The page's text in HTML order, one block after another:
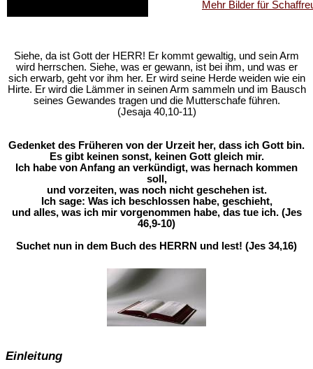
Mehr Bilder für
Siehe, da ist Gott der HERR! Er kommt gewaltig, und sein Arm
wird herrschen. Siehe, was er gewann, ist bei ihm, und was er
sich erwarb, geht vor ihm her. Er wird seine Herde weiden wie ein
Hirte. Er wird die Lämmer in seinen Arm sammeln und im Bausch
seines Gewandes tragen und die Mutterschafe führen.
(Jesaja 40,10-11)
Gedenket des Früheren von der Urzeit her, dass ich Gott bin.
Es gibt keinen sonst, keinen Gott gleich mir.
Ich habe von Anfang an verkündigt, was hernach kommen
soll,
und vorzeiten, was noch nicht geschehen ist.
Ich sage: Was ich beschlossen habe, geschieht,
und alles, was ich mir vorgenommen habe, das tue ich. (Jes
46,9-10)
Suchet nun in dem Buch des HERRN und lest! (Jes 34,16)
Einleitung